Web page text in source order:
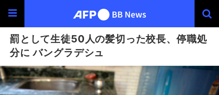
罰として生徒50人の髪切った校長、停職処
分に バングラデシュ